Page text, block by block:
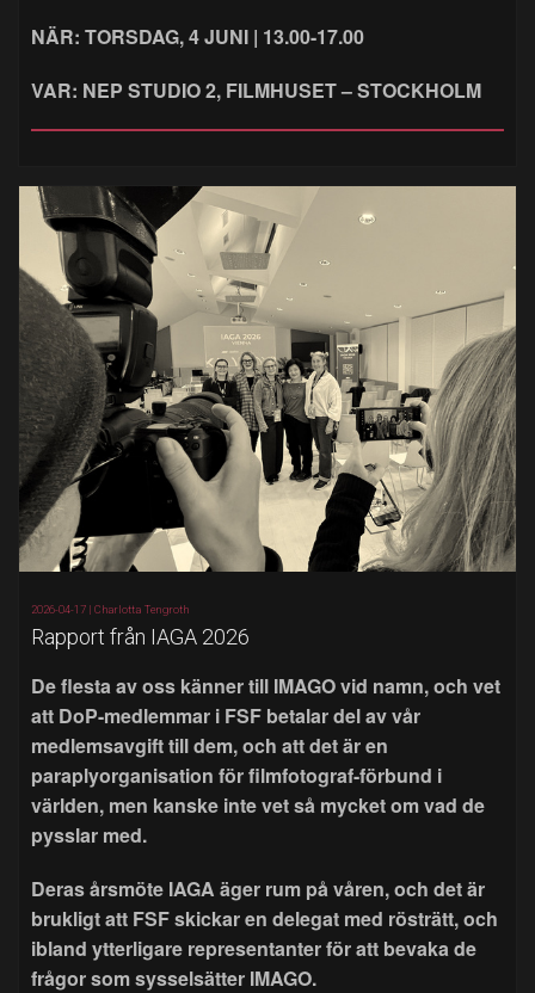
NÄR: TORSDAG, 4 JUNI | 13.00-17.00
VAR: NEP STUDIO 2, FILMHUSET – STOCKHOLM
2026-04-17 | Charlotta Tengroth
Rapport från IAGA 2026
De flesta av oss känner till IMAGO vid namn, och vet
att DoP-medlemmar i FSF betalar del av vår
medlemsavgift till dem, och att det är en
paraplyorganisation för filmfotograf-förbund i
världen, men kanske inte vet så mycket om vad de
pysslar med.
Deras årsmöte IAGA äger rum på våren, och det är
brukligt att FSF skickar en delegat med rösträtt, och
ibland ytterligare representanter för att bevaka de
frågor som sysselsätter IMAGO.